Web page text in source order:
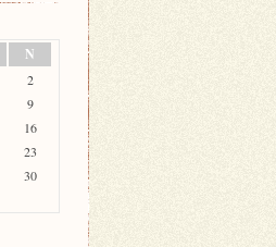
N
2
9
16
23
30